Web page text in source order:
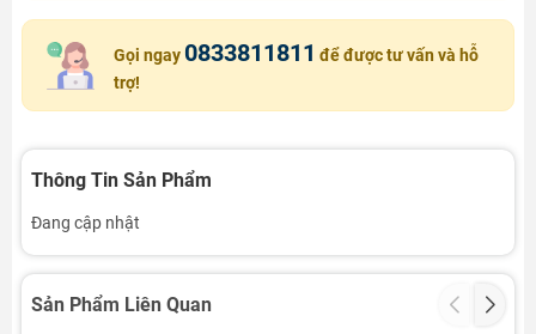
Gọi ngay 0833811811 để được tư vấn và hỗ
trợ!
Thông Tin Sản Phẩm
Đang cập nhật
Sản Phẩm Liên Quan